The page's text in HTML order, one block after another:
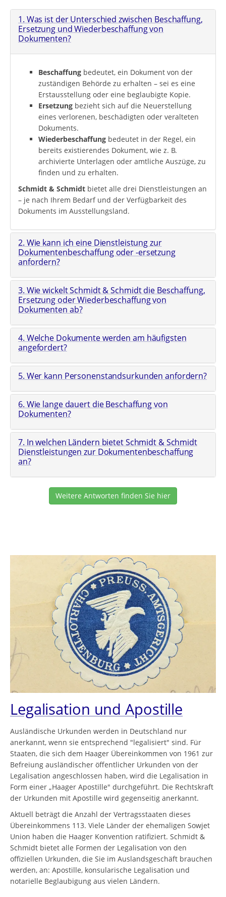
1. Was ist der Unterschied zwischen Beschaffung,
Ersetzung und Wiederbeschaffung von
Dokumenten?
Beschaffung bedeutet, ein Dokument von der
zuständigen Behörde zu erhalten – sei es eine
Erstausstellung oder eine beglaubigte Kopie.
Ersetzung bezieht sich auf die Neuerstellung
eines verlorenen, beschädigten oder veralteten
Dokuments.
Wiederbeschaffung bedeutet in der Regel, ein
bereits existierendes Dokument, wie z. B.
archivierte Unterlagen oder amtliche Auszüge, zu
finden und zu erhalten.
Schmidt & Schmidt bietet alle drei Dienstleistungen an
– je nach Ihrem Bedarf und der Verfügbarkeit des
Dokuments im Ausstellungsland.
2. Wie kann ich eine Dienstleistung zur
Dokumentenbeschaffung oder -ersetzung
anfordern?
3. Wie wickelt Schmidt & Schmidt die Beschaffung,
Ersetzung oder Wiederbeschaffung von
Dokumenten ab?
4. Welche Dokumente werden am häufigsten
angefordert?
5. Wer kann Personenstandsurkunden anfordern?
6. Wie lange dauert die Beschaffung von
Dokumenten?
7. In welchen Ländern bietet Schmidt & Schmidt
Dienstleistungen zur Dokumentenbeschaffung
an?
Weitere Antworten finden Sie hier
Legalisation und Apostille
Ausländische Urkunden werden in Deutschland nur
anerkannt, wenn sie entsprechend "legalisiert" sind. Für
Staaten, die sich dem Haager Übereinkommen von 1961 zur
Befreiung ausländischer öffentlicher Urkunden von der
Legalisation angeschlossen haben, wird die Legalisation in
Form einer „Haager Apostille" durchgeführt. Die Rechtskraft
der Urkunden mit Apostille wird gegenseitig anerkannt.
Aktuell beträgt die Anzahl der Vertragsstaaten dieses
Übereinkommens 113. Viele Länder der ehemaligen Sowjet
Union haben die Haager Konvention ratifiziert. Schmidt &
Schmidt bietet alle Formen der Legalisation von den
offiziellen Urkunden, die Sie im Auslandsgeschäft brauchen
werden, an: Apostille, konsularische Legalisation und
notarielle Beglaubigung aus vielen Ländern.